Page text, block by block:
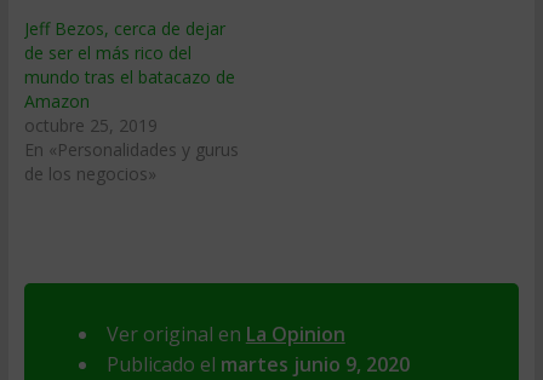
Jeff Bezos, cerca de dejar
de ser el más rico del
mundo tras el batacazo de
Amazon
octubre 25, 2019
En «Personalidades y gurus
de los negocios»
Ver original en La Opinion
Publicado el martes junio 9, 2020